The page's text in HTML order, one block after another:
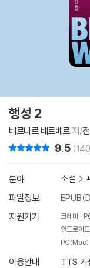
행성 2
베르나르 베르베르 저/
9.5
분야 소설 >
파일정보
지원기기
크레마
안드로이
PC(Mac)
이용안내 TTS 가